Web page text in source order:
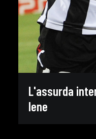
L'assurda
Iene